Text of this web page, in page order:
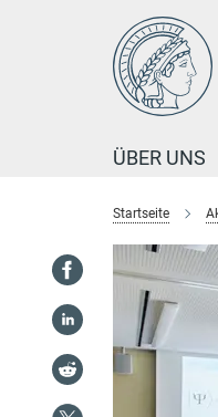
ÜBER UNS
Startseite